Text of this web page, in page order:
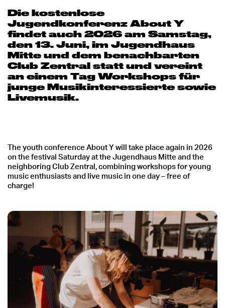
Die kostenlose
Jugendkonferenz About Y
findet auch 2026 am Samstag,
den 13. Juni, im Jugendhaus
Mitte und dem benachbarten
Club Zentral statt und vereint
an einem Tag Workshops für
junge Musikinteressierte sowie
Livemusik.
The youth conference About Y will take place again in 2026
on the festival Saturday at the Jugendhaus Mitte and the
neighboring Club Zentral, combining workshops for young
music enthusiasts and live music in one day – free of
charge!